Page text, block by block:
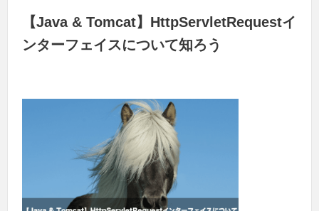
【Java & Tomcat】HttpServletRequestイ
ンターフェイスについて知ろう